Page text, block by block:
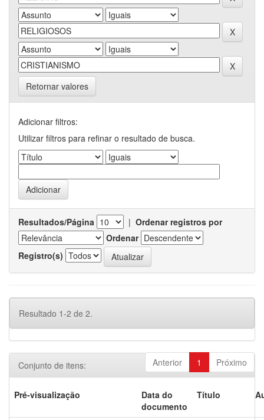
Retornar valores
Adicionar filtros:
Utilizar filtros para refinar o resultado de busca.
Resultados/Página | Ordenar registros por
Ordenar
Registro(s)
Resultado 1-2 de 2.
Anterior 1 Próximo
Conjunto de itens:
Pré-visualização
Data do
documento
Título